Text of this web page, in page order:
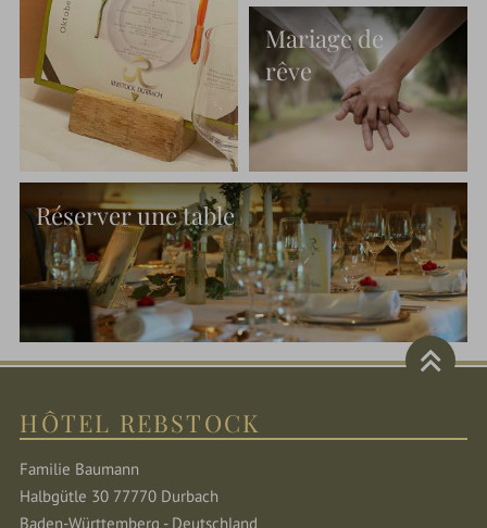
Mariage de
rêve
Réserver une table
HÔTEL REBSTOCK
Familie Baumann
Halbgütle 30 77770 Durbach
Baden-Württemberg - Deutschland